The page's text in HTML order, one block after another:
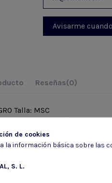
Reseñas(0)
Talla: MSC
boletín
de cookies
la información básica sobre las
S. L.